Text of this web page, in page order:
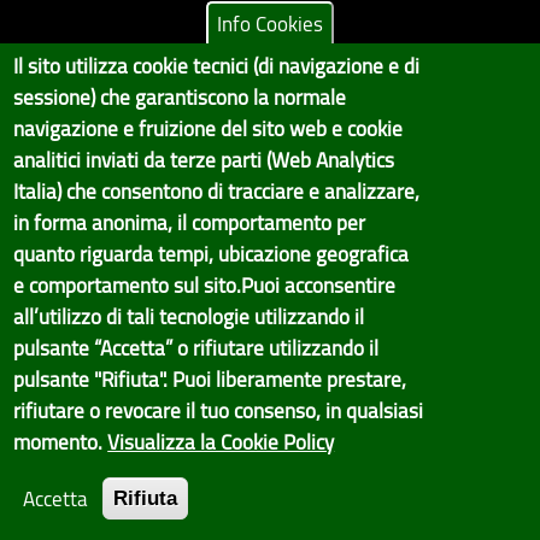
Copyright © 2017 Città metropolitana di Genova | CF:
80007350103
Il Portale è gestito dal Servizio Sistemi Informativi e Sviluppo Economico,
GenovaMetropoli
Tecnologie e Accessibilità
Contatti per il sito Web
Info Cookies
Il sito utilizza cookie tecnici (di navigazione e di
sessione) che garantiscono la normale
navigazione e fruizione del sito web e cookie
analitici inviati da terze parti (Web Analytics
Italia) che consentono di tracciare e analizzare,
in forma anonima, il comportamento per
quanto riguarda tempi, ubicazione geografica
e comportamento sul sito.Puoi acconsentire
all’utilizzo di tali tecnologie utilizzando il
pulsante “Accetta” o rifiutare utilizzando il
pulsante "Rifiuta". Puoi liberamente prestare,
rifiutare o revocare il tuo consenso, in qualsiasi
momento.Visualizza la Cookie Policy
Accetta Rifiuta